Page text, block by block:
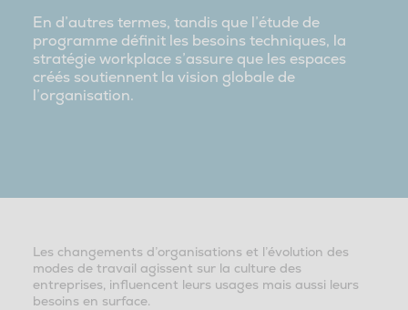
En d’autres termes, tandis que l’étude de
programme définit les besoins techniques, la
stratégie workplace s’assure que les espaces
créés soutiennent la vision globale de
l’organisation.
Les changements d’organisations et l’évolution des
modes de travail agissent sur la culture des
entreprises, influencent leurs usages mais aussi leurs
besoins en surface.